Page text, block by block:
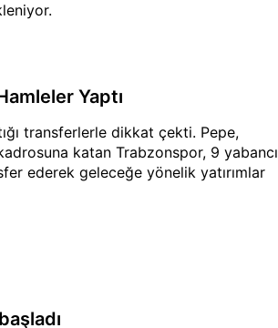
Yaptı
transferlerle dikkat çekti. Pepe,
katan Trabzonspor, 9 yabancı
ederek geleceğe yönelik yatırımlar